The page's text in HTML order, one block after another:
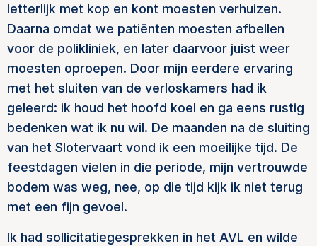
letterlijk met kop en kont moesten verhuizen.
Daarna omdat we patiënten moesten afbellen
voor de polikliniek, en later daarvoor juist weer
moesten oproepen. Door mijn eerdere ervaring
met het sluiten van de verloskamers had ik
geleerd: ik houd het hoofd koel en ga eens rustig
bedenken wat ik nu wil. De maanden na de sluiting
van het Slotervaart vond ik een moeilijke tijd. De
feestdagen vielen in die periode, mijn vertrouwde
bodem was weg, nee, op die tijd kijk ik niet terug
met een fijn gevoel.
Ik had sollicitatiegesprekken in het AVL en wilde